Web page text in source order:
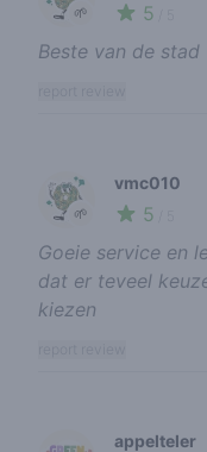
🌱 5
Beste van de stad
🌱
vmc010
5
Goeie service en
dat er teveel
kiezen
appelteler